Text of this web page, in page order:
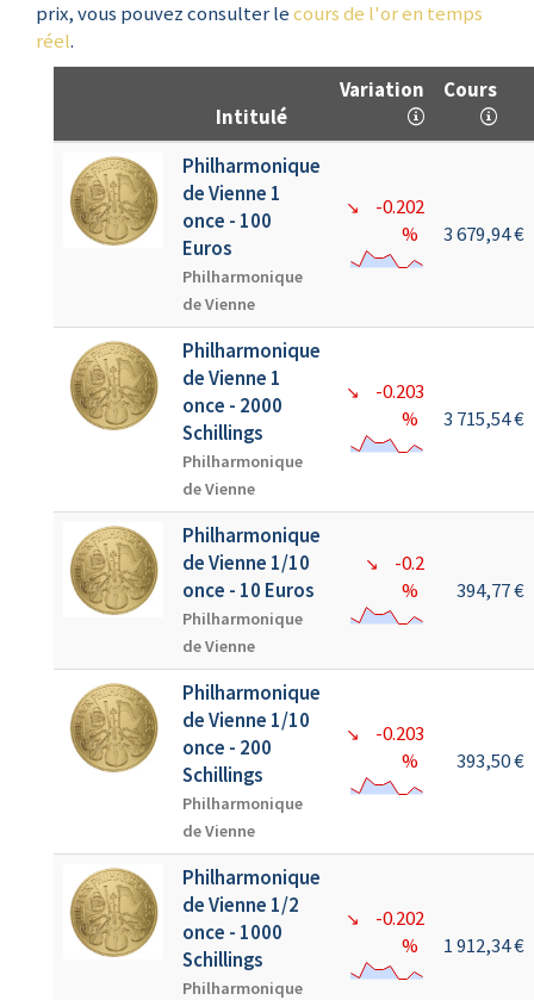
prix, vous pouvez consulter lecours de l'or en temps
réel.
Intitulé
Variation Cours
Philharmonique
de Vienne 1
once - 100
Euros
Philharmonique
de Vienne
↘
-0.202
%
3 679,94 €
Philharmonique
de Vienne 1
once - 2000
Schillings
Philharmonique
de Vienne
↘
-0.203
%
3 715,54 €
Philharmonique
de Vienne 1/10
once - 10 Euros
Philharmonique
de Vienne
↘
-0.2
%
394,77 €
Philharmonique
de Vienne 1/10
once - 200
Schillings
Philharmonique
de Vienne
↘
-0.203
%
393,50 €
Philharmonique
de Vienne 1/2
once - 1000
Schillings
Philharmonique
↘
-0.202
%
1 912,34 €